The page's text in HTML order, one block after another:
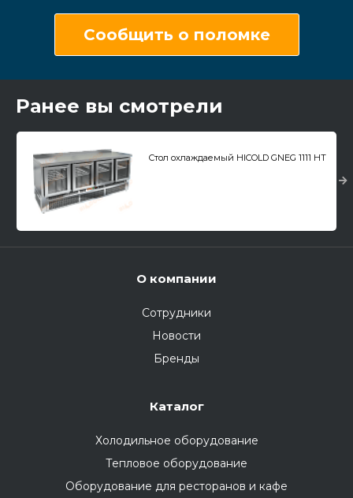
Сообщить о поломке
Ранее вы смотрели
Стол охлаждаемый HICOLD GNEG 1111 HT
О компании
Сотрудники
Новости
Бренды
Каталог
Холодильное оборудование
Тепловое оборудование
Оборудование для ресторанов и кафе